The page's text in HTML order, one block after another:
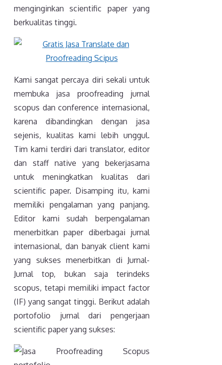
menginginkan scientific paper yang
berkualitas tinggi.
Kami sangat percaya diri sekali untuk
membuka jasa proofreading jurnal
scopus dan conference internasional,
karena dibandingkan dengan jasa
sejenis, kualitas kami lebih unggul.
Tim kami terdiri dari translator, editor
dan staff native yang bekerjasama
untuk meningkatkan kualitas dari
scientific paper. Disamping itu, kami
memiliki pengalaman yang panjang.
Editor kami sudah berpengalaman
menerbitkan paper diberbagai jurnal
internasional, dan banyak client kami
yang sukses menerbitkan di Jurnal-
Jurnal top, bukan saja terindeks
scopus, tetapi memiliki impact factor
(IF) yang sangat tinggi. Berikut adalah
portofolio jurnal dari pengerjaan
scientific paper yang sukses: